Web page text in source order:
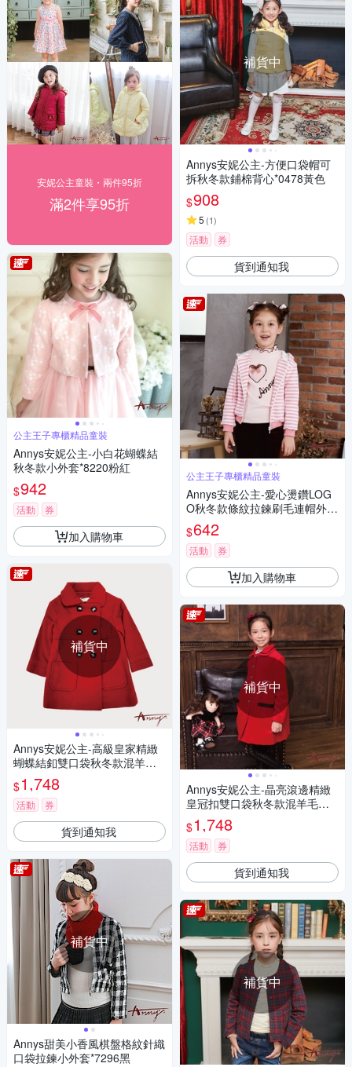
安妮公主童裝・兩件95折
滿2件享95折
公主王子專櫃精品童裝
Annys安妮公主-小白花蝴蝶結
秋冬款小外套*8220粉紅
$942
活動 券
加入購物車
補貨中
Annys安妮公主-高級皇家精緻
蝴蝶結釦雙口袋秋冬款混羊毛
大衣*6676紅色
$1,748
活動 券
貨到通知我
補貨中
Annys甜美小香風棋盤格紋針織
口袋拉鍊小外套*7296黑
補貨中
Annys安妮公主-方便口袋帽可
拆秋冬款鋪棉背心*0478黃色
$908
5 (1)
活動 券
貨到通知我
公主王子專櫃精品童裝
Annys安妮公主-愛心燙鑽LOG
O秋冬款條紋拉鍊刷毛連帽外套
*9418粉紅
$642
活動 券
加入購物車
補貨中
Annys安妮公主-晶亮滾邊精緻
皇冠扣雙口袋秋冬款混羊毛大
衣*6680紅色
$1,748
活動 券
貨到通知我
補貨中